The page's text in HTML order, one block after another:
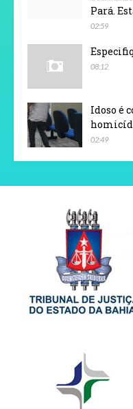
Pará.
02:59
08:12
Idoso é
02:49